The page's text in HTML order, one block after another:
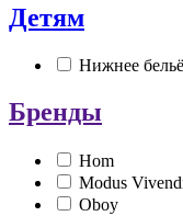
Детям
Нижнее бельё
Бренды
Hom
Modus
Oboy